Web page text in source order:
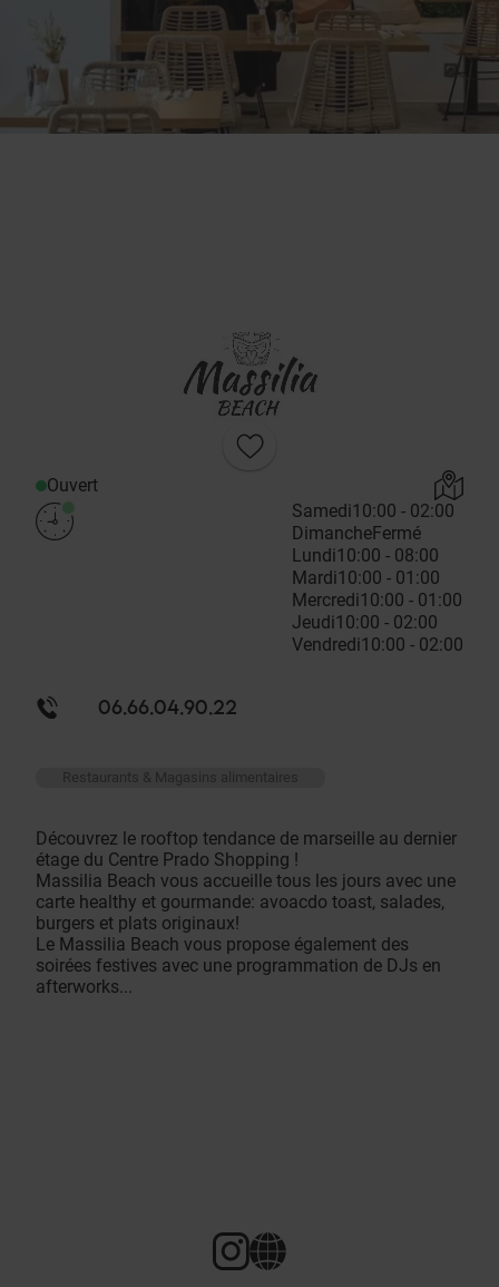
Ouvert
Samedi10:00 - 02:00
DimancheFermé
Lundi10:00 - 08:00
Mardi10:00 - 01:00
Mercredi10:00 - 01:00
Jeudi10:00 - 02:00
Vendredi10:00 - 02:00
06.66.04.90.22
Restaurants & Magasins alimentaires
Découvrez le rooftop tendance de marseille au dernier
étage du Centre Prado Shopping !
Massilia Beach vous accueille tous les jours avec une
carte healthy et gourmande: avoacdo toast, salades,
burgers et plats originaux!
Le Massilia Beach vous propose également des
soirées festives avec une programmation de DJs en
afterworks...